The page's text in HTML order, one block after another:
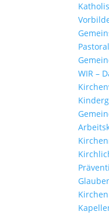
WIR –
Kirchen